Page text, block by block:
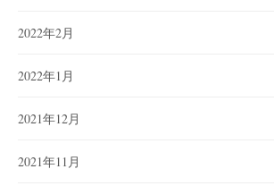
2022年2月
2022年1月
2021年12月
2021年11月